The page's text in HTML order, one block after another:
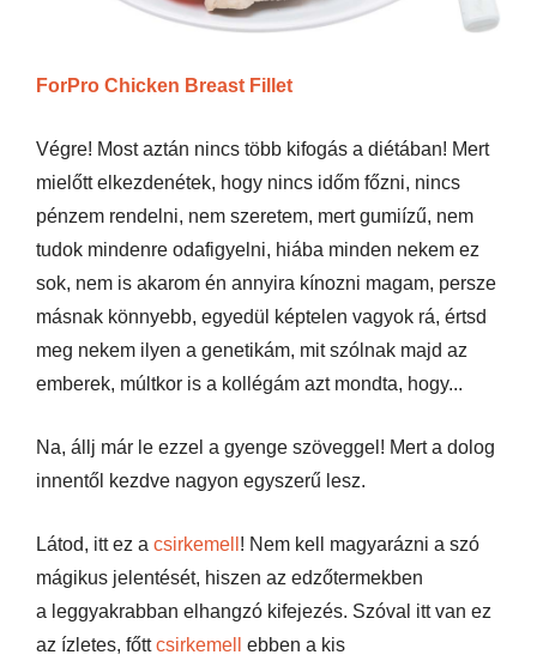
ForPro Chicken Breast Fillet
Végre! Most aztán nincs több kifogás a diétában! Mert
mielőtt elkezdenétek, hogy nincs időm főzni, nincs
pénzem rendelni, nem szeretem, mert gumiízű, nem
tudok mindenre odafigyelni, hiába minden nekem ez
sok, nem is akarom én annyira kínozni magam, persze
másnak könnyebb, egyedül képtelen vagyok rá, értsd
meg nekem ilyen a genetikám, mit szólnak majd az
emberek, múltkor is a kollégám azt mondta, hogy...
Na, állj már le ezzel a gyenge szöveggel! Mert a dolog
innentől kezdve nagyon egyszerű lesz.
Látod, itt ez a csirkemell ! Nem kell magyarázni a szó
mágikus jelentését, hiszen az edzőtermekben
a leggyakrabban elhangzó kifejezés. Szóval itt van ez
az ízletes, főttcsirkemell
ebben a kis